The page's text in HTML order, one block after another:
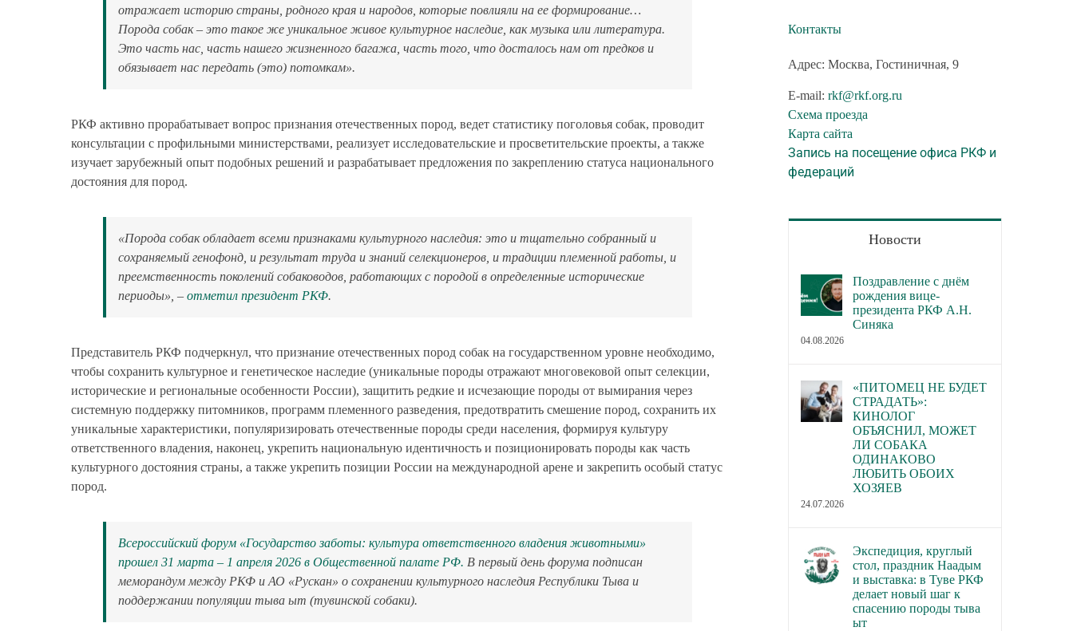
отражает историю страны, родного края и народов, которые повлияли на ее формирование…
Порода собак – это такое же уникальное живое культурное наследие, как музыка или литература.
Это часть нас, часть нашего жизненного багажа, часть того, что досталось нам от предков и
обязывает нас передать (это) потомкам».
РКФ активно прорабатывает вопрос признания отечественных пород, ведет статистику поголовья собак, проводит
консультации с профильными министерствами, реализует исследовательские и просветительские проекты, а также
изучает зарубежный опыт подобных решений и разрабатывает предложения по закреплению статуса национального
достояния для пород.
«Порода собак обладает всеми признаками культурного наследия: это и тщательно собранный и
сохраняемый генофонд, и результат труда и знаний селекционеров, и традиции племенной работы, и
преемственность поколений собаководов, работающих с породой в определенные исторические
периоды», –отметил президент РКФ.
Представитель РКФ подчеркнул, что признание отечественных пород собак на государственном уровне необходимо,
чтобы сохранить культурное и генетическое наследие (уникальные породы отражают многовековой опыт селекции,
исторические и региональные особенности России), защитить редкие и исчезающие породы от вымирания через
системную поддержку питомников, программ племенного разведения, предотвратить смешение пород, сохранить их
уникальные характеристики, популяризировать отечественные породы среди населения, формируя культуру
ответственного владения, наконец, укрепить национальную идентичность и позиционировать породы как часть
культурного достояния страны, а также укрепить позиции России на международной арене и закрепить особый статус
пород.
Всероссийский форум «Государство заботы: культура ответственного владения животными»
прошел 31 марта – 1 апреля 2026 в Общественной палате РФ. В первый день форума подписан
меморандум между РКФ и АО «Рускан» о сохранении культурного наследия Республики Тыва и
поддержании популяции тыва ыт (тувинской собаки).
Контакты
Адрес: Москва, Гостиничная, 9
E-mail: rkf@rkf.org.ru
Схема проезда
Карта сайта
Запись на посещение офиса РКФ и
федераций
Новости
Поздравление с днём
рождения вице-
президента РКФ А.Н.
Синяка
04.08.2026
«ПИТОМЕЦ НЕ БУДЕТ
СТРАДАТЬ»:
КИНОЛОГ
ОБЪЯСНИЛ, МОЖЕТ
ЛИ СОБАКА
ОДИНАКОВО
ЛЮБИТЬ ОБОИХ
ХОЗЯЕВ
24.07.2026
Экспедиция, круглый
стол, праздник Наадым
и выставка: в Туве РКФ
делает новый шаг к
спасению породы тыва
ыт